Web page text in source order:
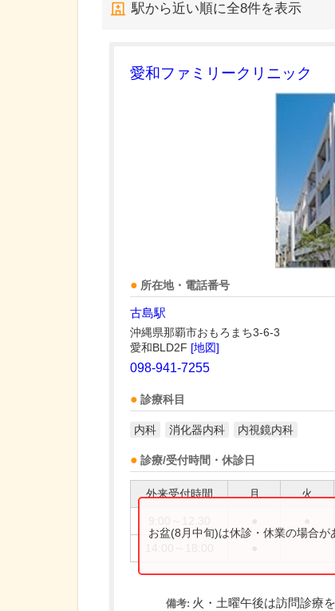
駅から近い順に全8件を表示
愛和ファミリークリニック
所在地・電話番号
古島駅
沖縄県那覇市おもろまち3-6-3
愛和BLD2F [地図]
098-941-7255
診療科目
内科 消化器内科 内視鏡内科
診療/受付時間・休診日
外来受付時間 月 火
お盆(8月中旬)は休診・休業の場合が
備考: 火・土曜午後は訪問診療